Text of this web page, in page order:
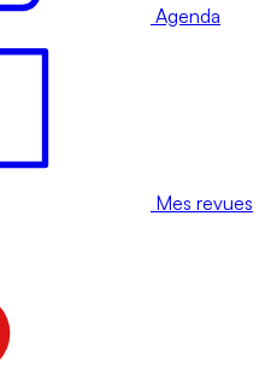
Agenda
Mes revues